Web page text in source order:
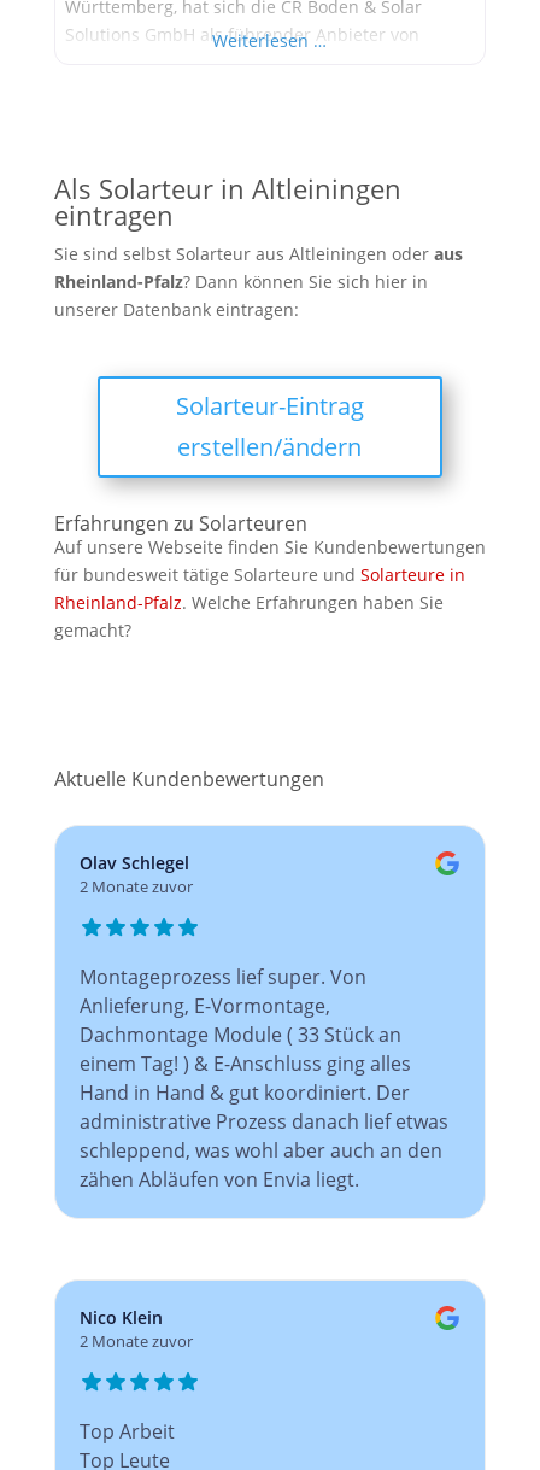
Württemberg, hat sich die CR Boden & Solar
Solutions GmbH als führender Anbieter von
Lösungen und exzellenten Service. Geschichte
Weiterlesen …
Als Solarteur in Altleiningen
eintragen
Sie sind selbst Solarteur aus Altleiningen oder aus
Rheinland-Pfalz? Dann können Sie sich hier in
unserer Datenbank eintragen:
Solarteur-Eintrag
erstellen/ändern
Erfahrungen zu Solarteuren
Auf unsere Webseite finden Sie Kundenbewertungen
für bundesweit tätige Solarteure und Solarteure in
Rheinland-Pfalz. Welche Erfahrungen haben Sie
gemacht?
Aktuelle Kundenbewertungen
Olav Schlegel
2 Monate zuvor
Montageprozess lief super. Von
Anlieferung, E-Vormontage,
Dachmontage Module ( 33 Stück an
einem Tag! ) & E-Anschluss ging alles
Hand in Hand & gut koordiniert. Der
administrative Prozess danach lief etwas
schleppend, was wohl aber auch an den
zähen Abläufen von Envia liegt.
Nico Klein
2 Monate zuvor
Top Arbeit
Top Leute